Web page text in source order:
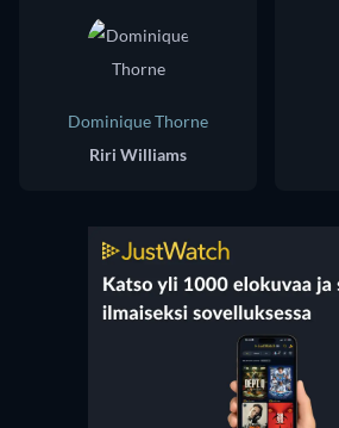
Dominique Thorne
Riri Williams